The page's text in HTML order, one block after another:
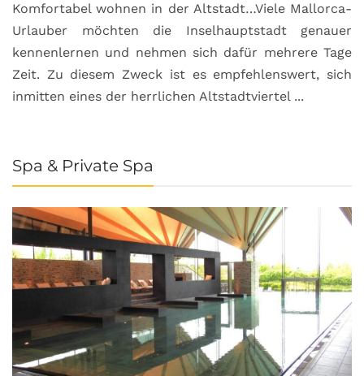
Komfortabel wohnen in der Altstadt…Viele Mallorca-
Urlauber möchten die Inselhauptstadt genauer
kennenlernen und nehmen sich dafür mehrere Tage
Zeit. Zu diesem Zweck ist es empfehlenswert, sich
inmitten eines der herrlichen Altstadtviertel ...
Spa & Private Spa